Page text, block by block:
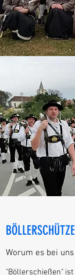
Worum es bei
"Böllerschießen"